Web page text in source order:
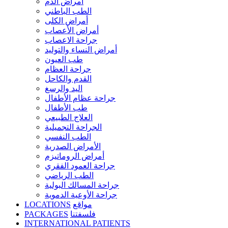
الطب الباطني
أمراض الكلى
أمراض الأعصاب
جراحة الاعصاب
أمراض النساء والتوليد
طب العيون
جراحة العظام
القدم والكاحل
اليد والرسغ
جراحة عظام الأطفال
طب الأطفال
العلاج الطبيعي
الجراحة التجميلية
الطب النفسي
الأمراض الصدرية
أمراض الروماتيزم
جراحة العمود الفقري
الطب الرياضي
جراحة المسالك البولية
جراحة الأوعية الدموية
LOCATIONS مواقع
PACKAGES فلسفتنا
INTERNATIONAL PATIENTS